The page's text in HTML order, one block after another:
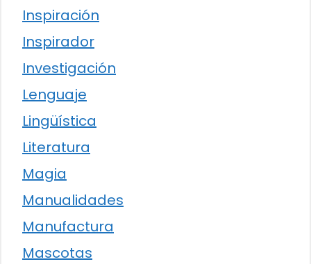
Inspiración
Inspirador
Investigación
Lenguaje
Lingüística
Literatura
Magia
Manualidades
Manufactura
Mascotas